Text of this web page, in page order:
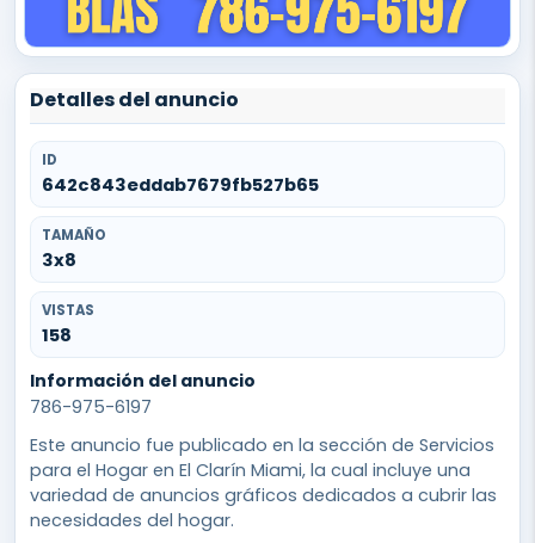
Detalles del anuncio
ID
642c843eddab7679fb527b65
TAMAÑO
3x8
VISTAS
158
Información del anuncio
786-975-6197
Este anuncio fue publicado en la sección de Servicios
para el Hogar en El Clarín Miami, la cual incluye una
variedad de anuncios gráficos dedicados a cubrir las
necesidades del hogar.